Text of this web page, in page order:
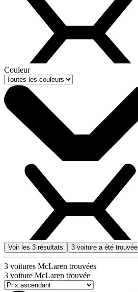
Couleur
Voir les 3 résultats 3 voiture a été trouvée
3 voitures McLaren trouvées
3 voiture McLaren trouvée